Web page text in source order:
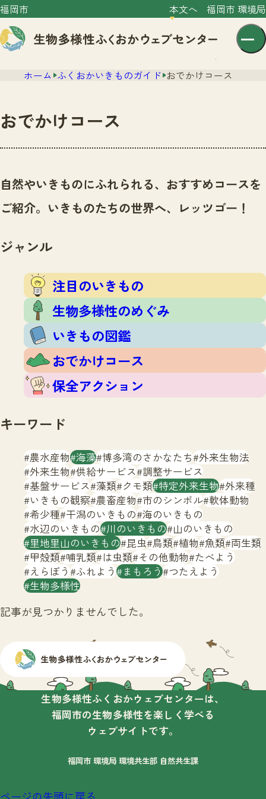
福岡市 本文へ 福岡市 環境局
文字サイズ 小 中 大
センター紹介
センター紹介TOP
サイトポリシー
ニュース
いきものガイド
注目のいきもの
生物多様性のめぐみ
いきもの図鑑
おでかけコース
保全アクション
イベント
いきもの調査隊
調査レポート
調査レポートTOP
調査結果
ふくおかいきものマップ
マッチング
マッチングTOP
掲載申し込みフォーム
お問合せ
生物多様性ふくおかウェブセンターとは
サイトマップ
ホーム ふくおかいきものガイド おでかけコース
おでかけコース
自然やいきものにふれられる、おすすめコースを
ご紹介。いきものたちの世界へ、レッツゴー！
ジャンル
注目のいきもの
生物多様性のめぐみ
いきもの図鑑
おでかけコース
保全アクション
キーワード
農水産物 海藻 博多湾のさかなたち 外来生物法
外来生物 供給サービス 調整サービス
基盤サービス 藻類 クモ類 特定外来生物 外来種
いきもの観察 農畜産物 市のシンボル 軟体動物
希少種 干潟のいきもの 海のいきもの
水辺のいきもの 川のいきもの 山のいきもの
里地里山のいきもの 昆虫 鳥類 植物 魚類 両生類
甲殻類 哺乳類 は虫類 その他動物 たべよう
えらぼう ふれよう まもろう つたえよう
生物多様性
記事が見つかりませんでした。
生物多様性ふくおかウェブセンターは、
福岡市の生物多様性を楽しく学べる
ウェブサイトです。
福岡市 環境局 環境共生部 自然共生課